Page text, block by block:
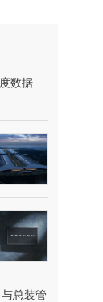
数据
总装管